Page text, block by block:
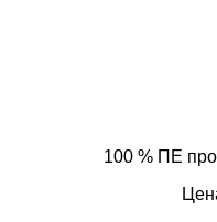
100 % ПЕ